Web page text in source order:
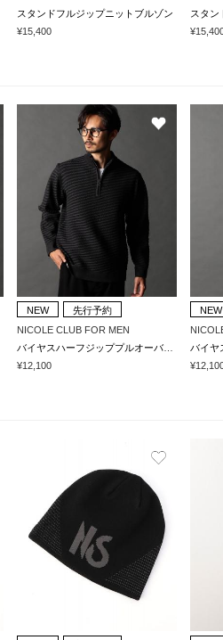
スタンドフルジップニットブルゾン
¥15,400
スタン
NEW
先行予約
NICOLE CLUB FOR MEN
¥12,100
NEW